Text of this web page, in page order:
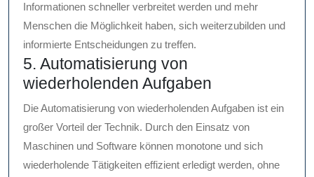
Informationen schneller verbreitet werden und mehr
Menschen die Möglichkeit haben, sich weiterzubilden und
informierte Entscheidungen zu treffen.
5. Automatisierung von
wiederholenden Aufgaben
Die Automatisierung von wiederholenden Aufgaben ist ein
großer Vorteil der Technik. Durch den Einsatz von
Maschinen und Software können monotone und sich
wiederholende Tätigkeiten effizient erledigt werden, ohne